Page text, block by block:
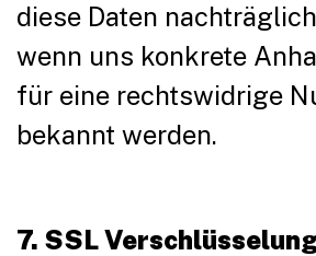
diese Daten
wenn uns konkrete
für eine rechtswidrige
bekannt werden.
7. SSL